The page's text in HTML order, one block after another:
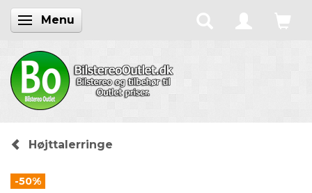
Skifte navigation
Menu
Højttalerringe
-50%